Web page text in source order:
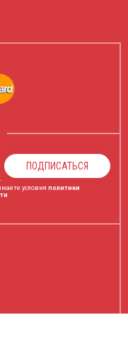
ПОДПИСАТЬСЯ
условия политики